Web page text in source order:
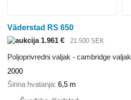
Väderstad RS 650
1.961 €
21.500 SEK
Poljoprivredni valjak - cambridge valjak
2000
Širina hvatanja 6,5 m